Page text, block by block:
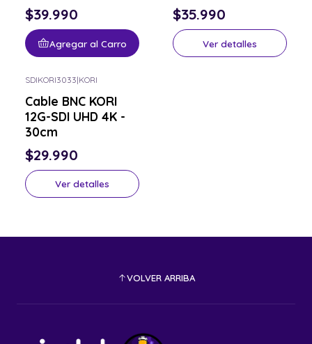
$39.990
Agregar al Carro
$35.990
Ver detalles
SDIKORI3033|KORI
Cable BNC KORI
12G-SDI UHD 4K -
30cm
$29.990
Ver detalles
VOLVER ARRIBA